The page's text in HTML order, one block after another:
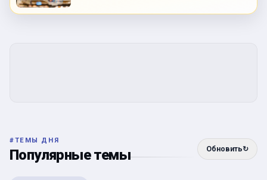
#ТЕМЫ ДНЯ
Популярные темы Обновить↻